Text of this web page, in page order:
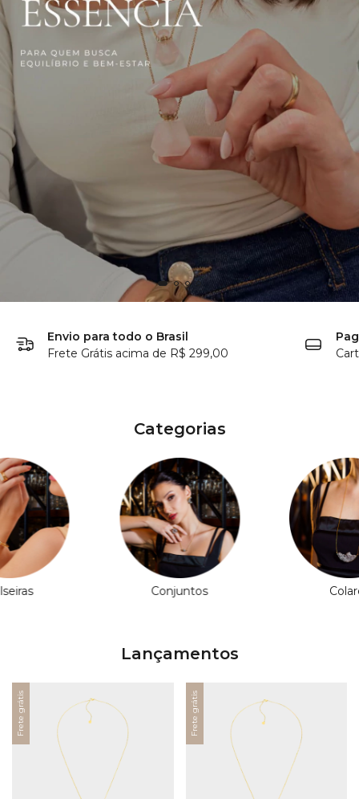
Envio para todo o Brasil
Frete Grátis acima de R$ 299,00
Categorias
Conjuntos
Lançamentos
Frete grátis Frete grátis